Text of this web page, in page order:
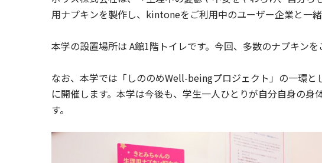
用ナプキンを製作し、kintoneをご利用中のユーザー企業と一
本学の設置場所は A館1階トイレです。今回、多数のナプキン
なお、本学では「しののめWell-beingプロジェクト」の一環
に開催します。本学は今後も、学生一人ひとりが自分自身の
す。